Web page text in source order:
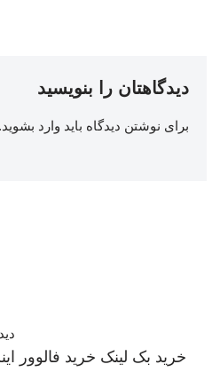
دیدگاهتان را بنویسید
برای نوشتن دیدگاه باید وارد بشوید.
خرید بک لینک خرید فالوور